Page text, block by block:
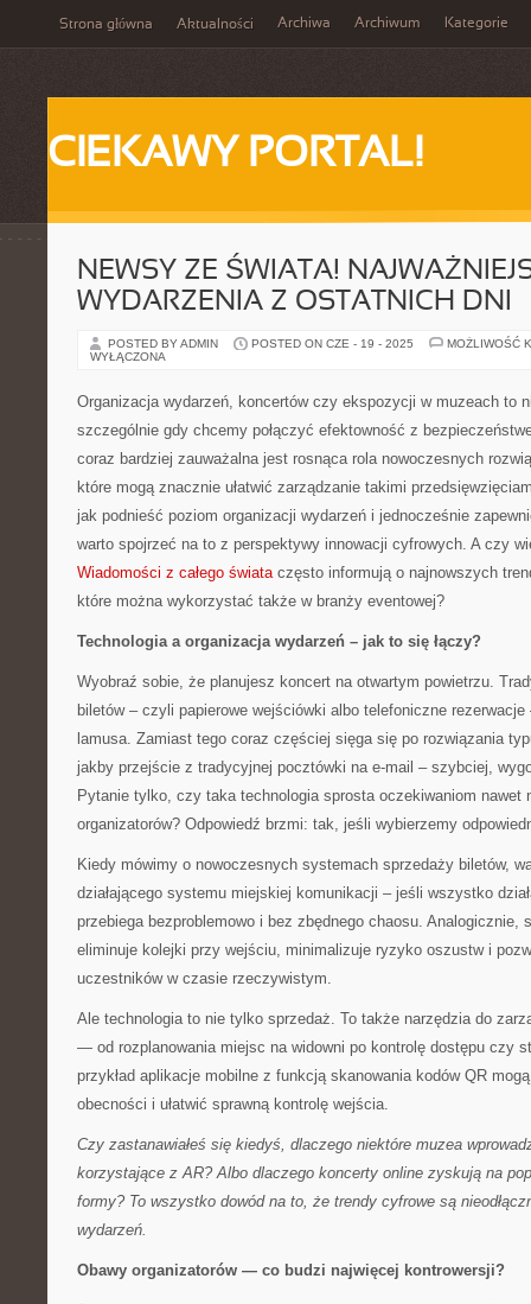
Strona główna Aktualności Archiwa Archiwum Kategorie
CIEKAWY PORTAL!
NEWSY ZE ŚWIATA!
WYDARZENIA Z OSTATNICH DNI
POSTED BY ADMIN POSTED ON CZE - 19 - 2025
MOŻLIWOŚĆ
WYŁĄCZONA
Organizacja wydarzeń, koncertów czy ekspozycji w muzeach to
szczególnie gdy chcemy połączyć efektowność z
coraz bardziej zauważalna jest rosnąca rola nowoczesnych
które mogą znacznie ułatwić zarządzanie takimi
jak podnieść poziom organizacji wydarzeń i jednocześnie
warto spojrzeć na to z perspektywy innowacji cyfrowych. A czy
Wiadomości z całego świataczęsto informują o najnowszych
które można wykorzystać także w branży eventowej?
Technologia a organizacja wydarzeń – jak to się łączy?
Wyobraź sobie, że planujesz koncert na otwartym powietrzu.
biletów – czyli papierowe wejściówki albo telefoniczne
lamusa. Zamiast tego coraz częściej sięga się po rozwiązania
jakby przejście z tradycyjnej pocztówki na e-mail – szybciej,
Pytanie tylko, czy taka technologia sprosta oczekiwaniom nawet
organizatorów? Odpowiedź brzmi: tak, jeśli wybierzemy
Kiedy mówimy o nowoczesnych systemach sprzedaży biletów,
działającego systemu miejskiej komunikacji – jeśli wszystko
przebiega bezproblemowo i bez zbędnego chaosu. Analogicznie,
eliminuje kolejki przy wejściu, minimalizuje ryzyko oszustw i
uczestników w czasie rzeczywistym.
Ale technologia to nie tylko sprzedaż. To także narzędzia do
— od rozplanowania miejsc na widowni po kontrolę dostępu czy
przykład aplikacje mobilne z funkcją skanowania kodów QR
obecności i ułatwić sprawną kontrolę wejścia.
Czy zastanawiałeś się kiedyś, dlaczego niektóre muzea
korzystające z AR? Albo dlaczego koncerty online zyskują na
formy? To wszystko dowód na to, że trendy cyfrowe są
wydarzeń.
Obawy organizatorów — co budzi najwięcej kontrowersji?